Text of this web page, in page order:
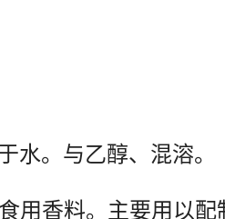
水。与乙醇、混溶。
用香料。主要用以